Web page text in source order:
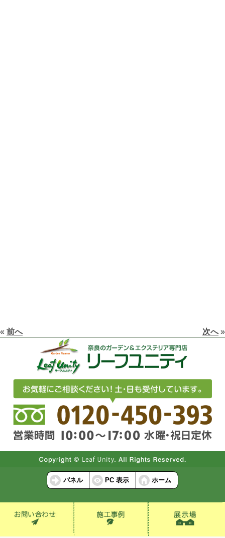
« 前へ 次へ»
パネル PC 表示 ホーム